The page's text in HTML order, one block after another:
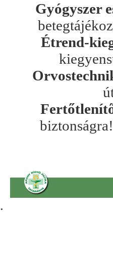
Gyógyszer
Étrend-
.